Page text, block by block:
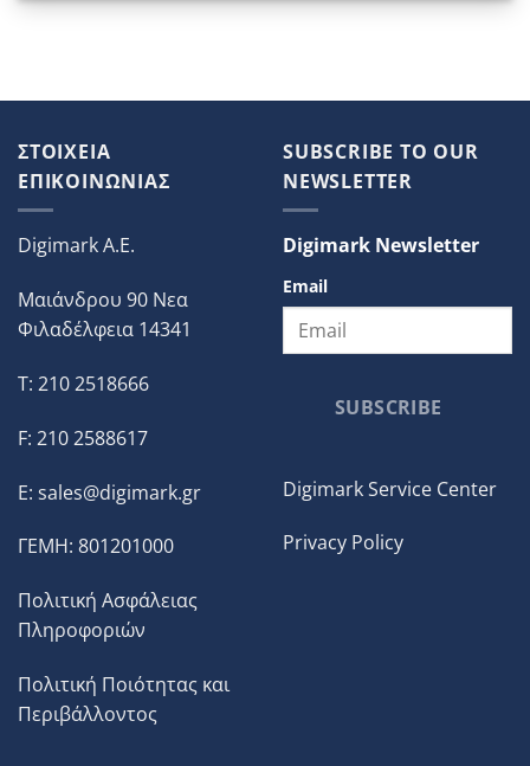
ΣΤΟΙΧΕΙΑ
ΕΠΙΚΟΙΝΩΝΙΑΣ
Digimark A.E.
Μαιάνδρου 90 Νεα
Φιλαδέλφεια 14341
T: 210 2518666
F: 210 2588617
E: sales@digimark.gr
ΓΕΜΗ: 801201000
Πολιτική Ασφάλειας
Πληροφοριών
Πολιτική Ποιότητας και
Περιβάλλοντος
SUBSCRIBE TO OUR
NEWSLETTER
Digimark Newsletter
Email
SUBSCRIBE
Digimark Service Center
Privacy Policy